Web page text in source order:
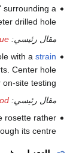
surrounding a
drilled hole.
مقال رئيسي:
with a strain
Center hole
site testing.
مقال رئيسي:
rosette rather
its centre.